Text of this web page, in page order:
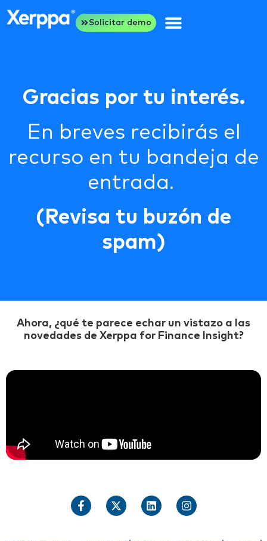
Solicitar demo
Gracias por tu interés.
En breves recibirás el
recurso en tu bandeja de
entrada.
(Revisa tu buzón de
spam)
Ahora, ¿qué te parece echar un vistazo a las
novedades de Xerppa for Finance Insight?